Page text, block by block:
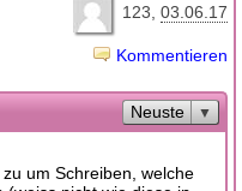
123 03.06.17
Kommentieren
Neuste
um Schreiben, welche